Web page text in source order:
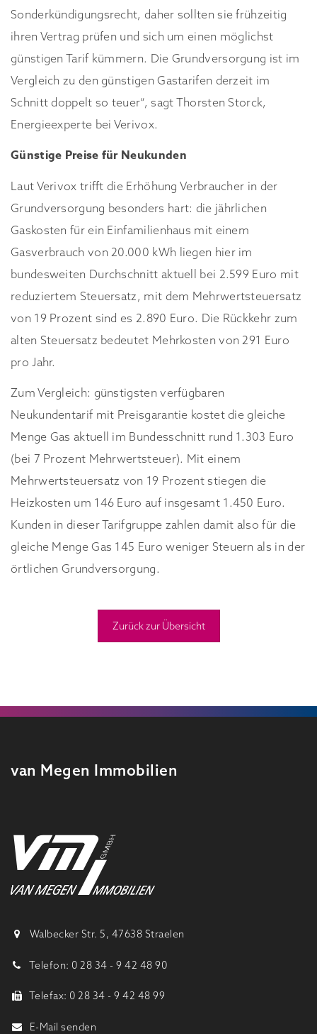
Sonderkündigungsrecht, daher sollten sie frühzeitig
ihren Vertrag prüfen und sich um einen möglichst
günstigen Tarif kümmern. Die Grundversorgung ist im
Vergleich zu den günstigen Gastarifen derzeit im
Schnitt doppelt so teuer“, sagt Thorsten Storck,
Energieexperte bei Verivox.
Günstige Preise für Neukunden
Laut Verivox trifft die Erhöhung Verbraucher in der
Grundversorgung besonders hart: die jährlichen
Gaskosten für ein Einfamilienhaus mit einem
Gasverbrauch von 20.000 kWh liegen hier im
bundesweiten Durchschnitt aktuell bei 2.599 Euro mit
reduziertem Steuersatz, mit dem Mehrwertsteuersatz
von 19 Prozent sind es 2.890 Euro. Die Rückkehr zum
alten Steuersatz bedeutet Mehrkosten von 291 Euro
pro Jahr.
Zum Vergleich: günstigsten verfügbaren
Neukundentarif mit Preisgarantie kostet die gleiche
Menge Gas aktuell im Bundesschnitt rund 1.303 Euro
(bei 7 Prozent Mehrwertsteuer). Mit einem
Mehrwertsteuersatz von 19 Prozent stiegen die
Heizkosten um 146 Euro auf insgesamt 1.450 Euro.
Kunden in dieser Tarifgruppe zahlen damit also für die
gleiche Menge Gas 145 Euro weniger Steuern als in der
örtlichen Grundversorgung.
Zurück zur Übersicht
van Megen Immobilien
Walbecker Str. 5, 47638 Straelen
Telefon: 0 28 34 - 9 42 48 90
Telefax: 0 28 34 - 9 42 48 99
E-Mail senden